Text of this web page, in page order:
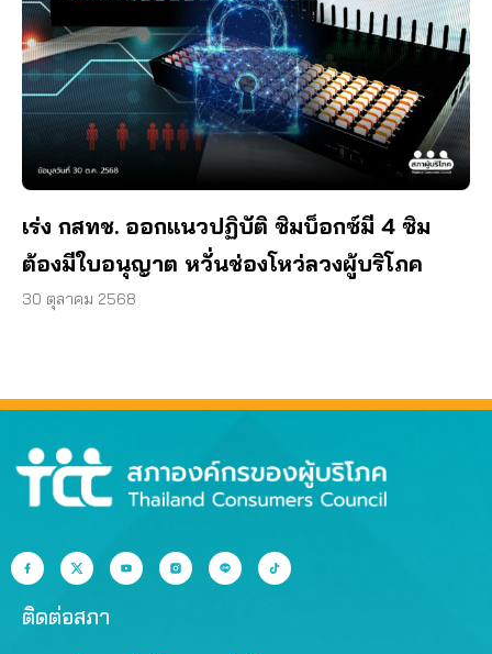
เร่ง กสทช. ออกแนวปฏิบัติ ซิมบ็อกซ์มี 4 ซิม
ต้องมีใบอนุญาต หวั่นช่องโหว่ลวงผู้บริโภค
30 ตุลาคม 2568
ติดต่อสภา